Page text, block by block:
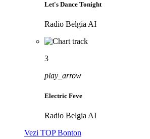
Let's Dance Tonight
Radio Belgia AI
3
play_arrow
Electric Feve
Radio Belgia AI
Vezi TOP Bonton